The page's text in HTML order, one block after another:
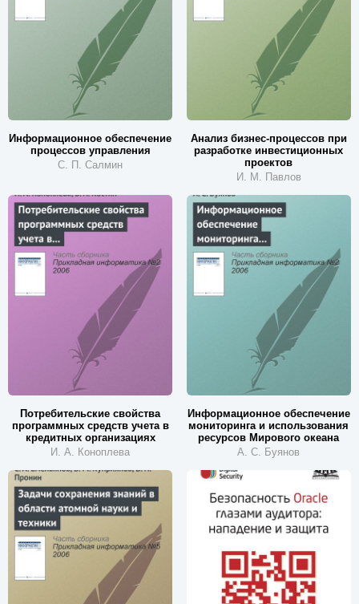
Информационное обеспечение
процессов управления
С. П. Салмин
Анализ бизнес-процессов при
разработке инвестиционных
проектов
И. М. Павлов
Потребительские свойства
программных средств учета в
кредитных организациях
И. А. Коноплева
Информационное обеспечение
мониторинга и использования
ресурсов Мирового океана
А. С. Буянов